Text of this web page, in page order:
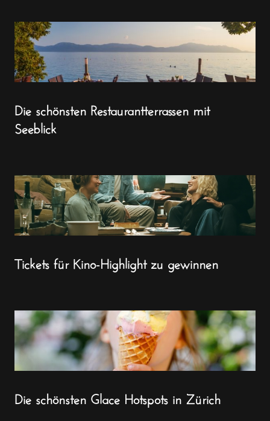
Die schönsten Restaurantterrassen mit
Seeblick
Tickets für Kino-Highlight zu gewinnen
Die schönsten Glace Hotspots in Zürich